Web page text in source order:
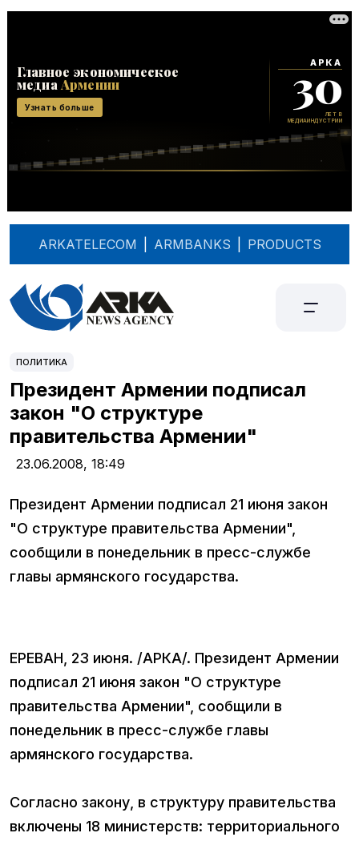
ARKATELECOM ARMBANKS PRODUCTS
ПОЛИТИКА
Президент Армении подписал
закон "О структуре
правительства Армении"
23.06.2008, 18:49
Президент Армении подписал 21 июня закон
"О структуре правительства Армении",
сообщили в понедельник в пресс-службе
главы армянского государства.
ЕРЕВАН, 23 июня. /АРКА/. Президент Армении
подписал 21 июня закон "О структуре
правительства Армении", сообщили в
понедельник в пресс-службе главы
армянского государства.
Согласно закону, в структуру правительства
включены 18 министерств: территориального